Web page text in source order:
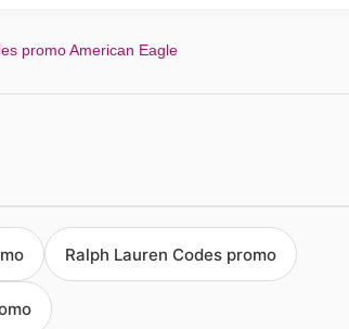
promo American Eagle
Ralph Lauren Codes promo